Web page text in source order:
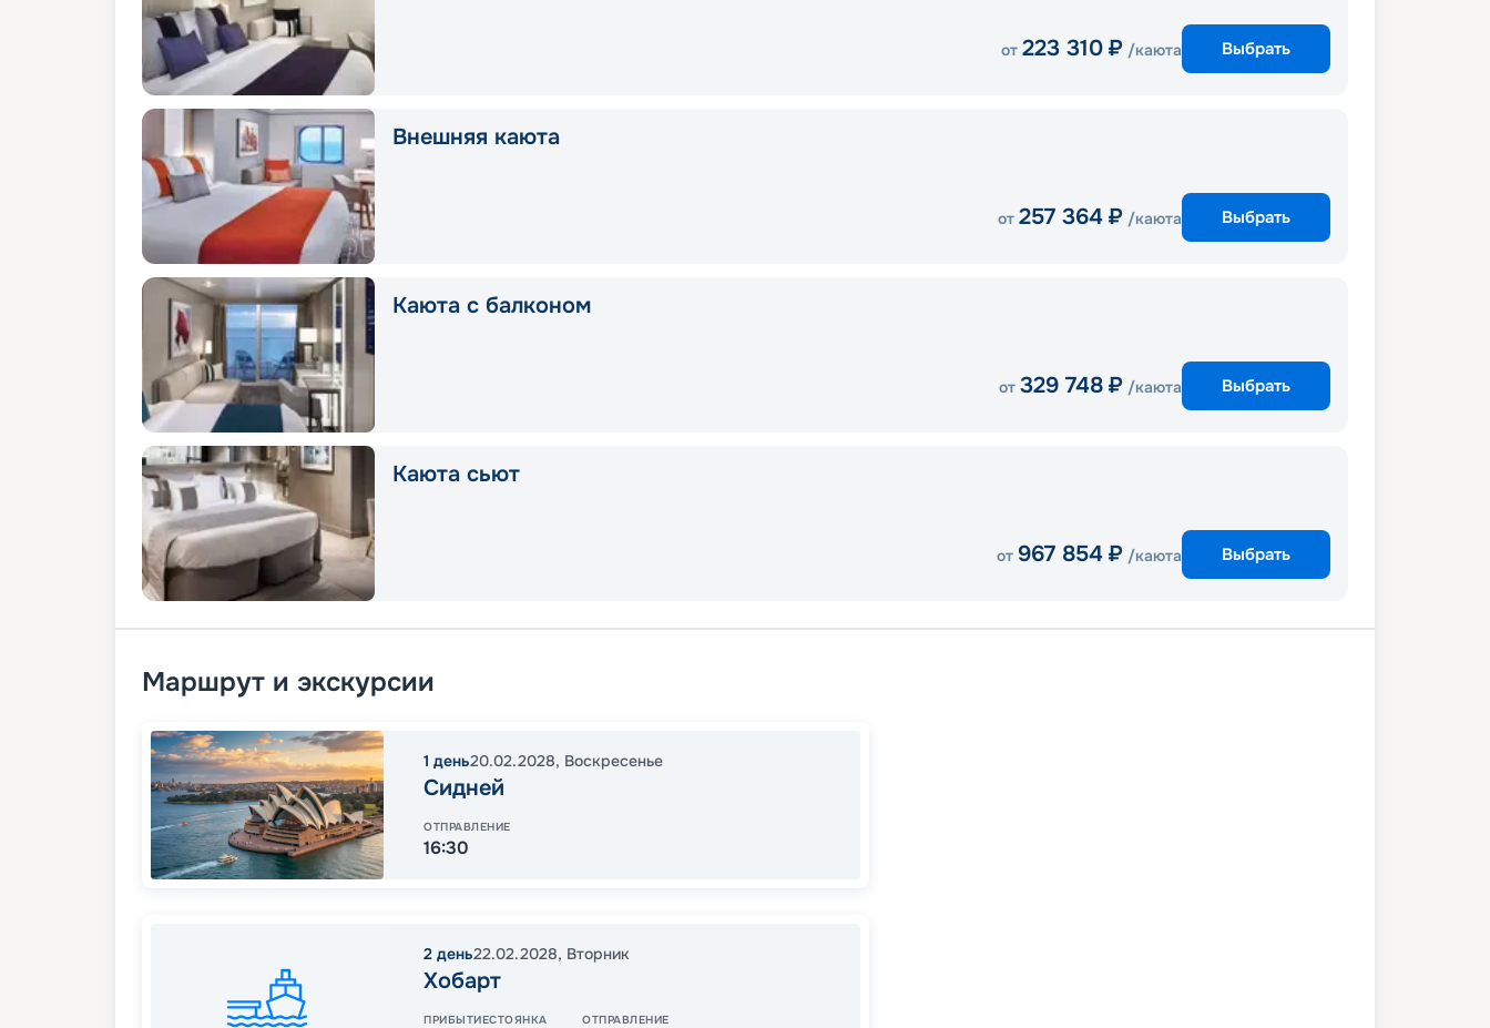
от 223 310 ₽ /каюта Выбрать
Внешняя каюта
от 257 364 ₽ /каюта Выбрать
Каюта с балконом
от 329 748 ₽ /каюта Выбрать
Каюта сьют
от 967 854 ₽ /каюта Выбрать
Маршрут и экскурсии
1 день20.02.2028, Воскресенье
Сидней
ОТПРАВЛЕНИЕ
16:30
2 день22.02.2028, Вторник
Хобарт
ПРИБЫТИЕСТОЯНКА ОТПРАВЛЕНИЕ